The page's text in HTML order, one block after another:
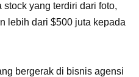
yang terdiri dari foto,
lebih dari $500 juta kepada
bergerak di bisnis agensi